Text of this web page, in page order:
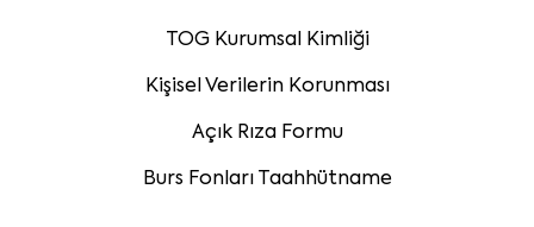
TOG Kurumsal Kimliği
Kişisel Verilerin Korunması
Açık Rıza Formu
Burs Fonları Taahhütname